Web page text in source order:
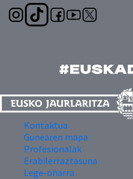
Kontaktua
Gunearen mapa
Profesionalak
Erabilerraztasuna
Lege-oharra